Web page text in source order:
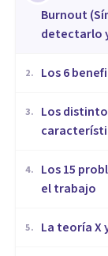
Burnout
detectarlo
2. ​Los 6
3.
​Los
4.
​Los 15
el trabajo
5. La teoría X